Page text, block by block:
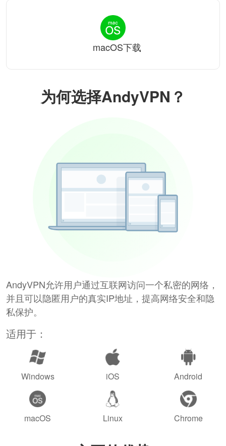
为何选择AndyVPN？
AndyVPN允许用户通过互联网访问一个私密的网络，
并且可以隐匿用户的真实IP地址，提高网络安全和隐
私保护。
适用于：
Windows iOS Android
macOS Linux Chrome
macOS下载